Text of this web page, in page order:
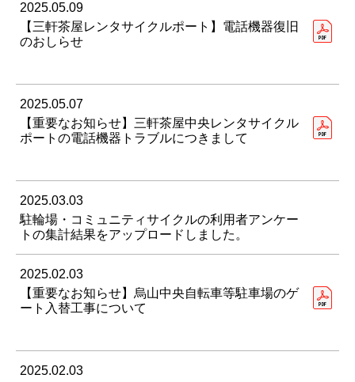
2025.05.09
【三軒茶屋レンタサイクルポート】電話機器復旧
のおしらせ
2025.05.07
【重要なお知らせ】三軒茶屋中央レンタサイクル
ポートの電話機器トラブルにつきまして
2025.03.03
駐輪場・コミュニティサイクルの利用者アンケー
トの集計結果をアップロードしました。
2025.02.03
【重要なお知らせ】烏山中央自転車等駐車場のゲ
ート入替工事について
2025.02.03